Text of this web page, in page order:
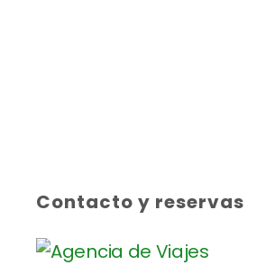
Contacto y reservas